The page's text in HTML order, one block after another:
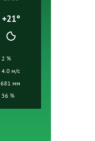
+21°
2 %
4.0 м/с
681 мм
36 %